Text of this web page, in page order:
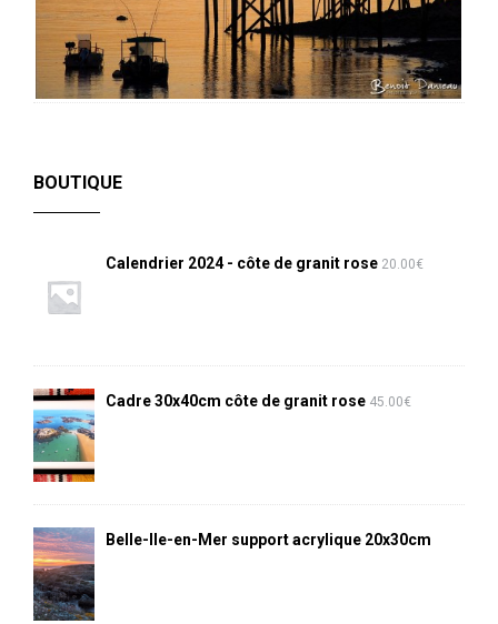
BOUTIQUE
Calendrier 2024 - côte de granit rose 20.00€
Cadre 30x40cm côte de granit rose 45.00€
Belle-Ile-en-Mer support acrylique 20x30cm